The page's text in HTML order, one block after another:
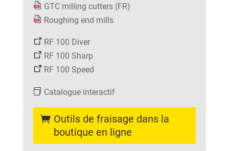
GTC milling cutters (FR)
Roughing end mills
RF 100 Diver
RF 100 Sharp
RF 100 Speed
Catalogue interactif
Outils de fraisage dans la
boutique en ligne